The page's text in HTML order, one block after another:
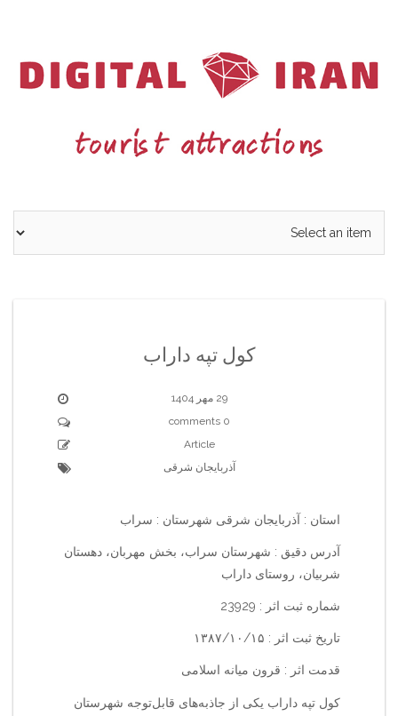
کول تپه داراب
29 مهر 1404
0 comments
Article
آذربایجان شرقی
استان : آذربایجان شرقی شهرستان : سراب
آدرس دقیق : شهرستان سراب، بخش مهربان، دهستان
شربیان، روستای داراب
شماره ثبت اثر : 23929
تاریخ ثبت اثر : ۱۳۸۷/۱۰/۱۵
قدمت اثر : قرون میانه اسلامی
کول تپه داراب یکی از جاذبه‌های قابل‌توجه شهرستان